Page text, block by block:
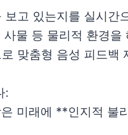
보고 있는지를 실시간
물 등 물리적 환경을
맞춤형 음성 피드백
:
은 미래에 **인지적